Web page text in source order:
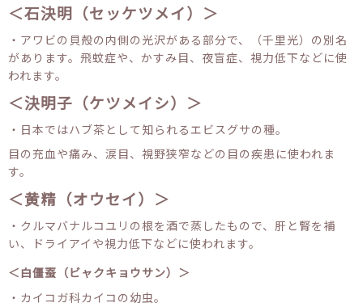
＜石決明（セッケツメイ）＞
・アワビの貝殻の内側の光沢がある部分で、（千里光）の別名
があります。飛蚊症や、かすみ目、夜盲症、視力低下などに使
われます。
＜決明子（ケツメイシ）＞
・日本ではハブ茶として知られるエビスグサの種。
目の充血や痛み、涙目、視野狭窄などの目の疾患に使われま
す。
＜黄精（オウセイ）＞
・クルマバナルコユリの根を酒で蒸したもので、肝と腎を補
い、ドライアイや視力低下などに使われます。
＜白僵蚕（ビャクキョウサン）＞
・カイコガ科カイコの幼虫。